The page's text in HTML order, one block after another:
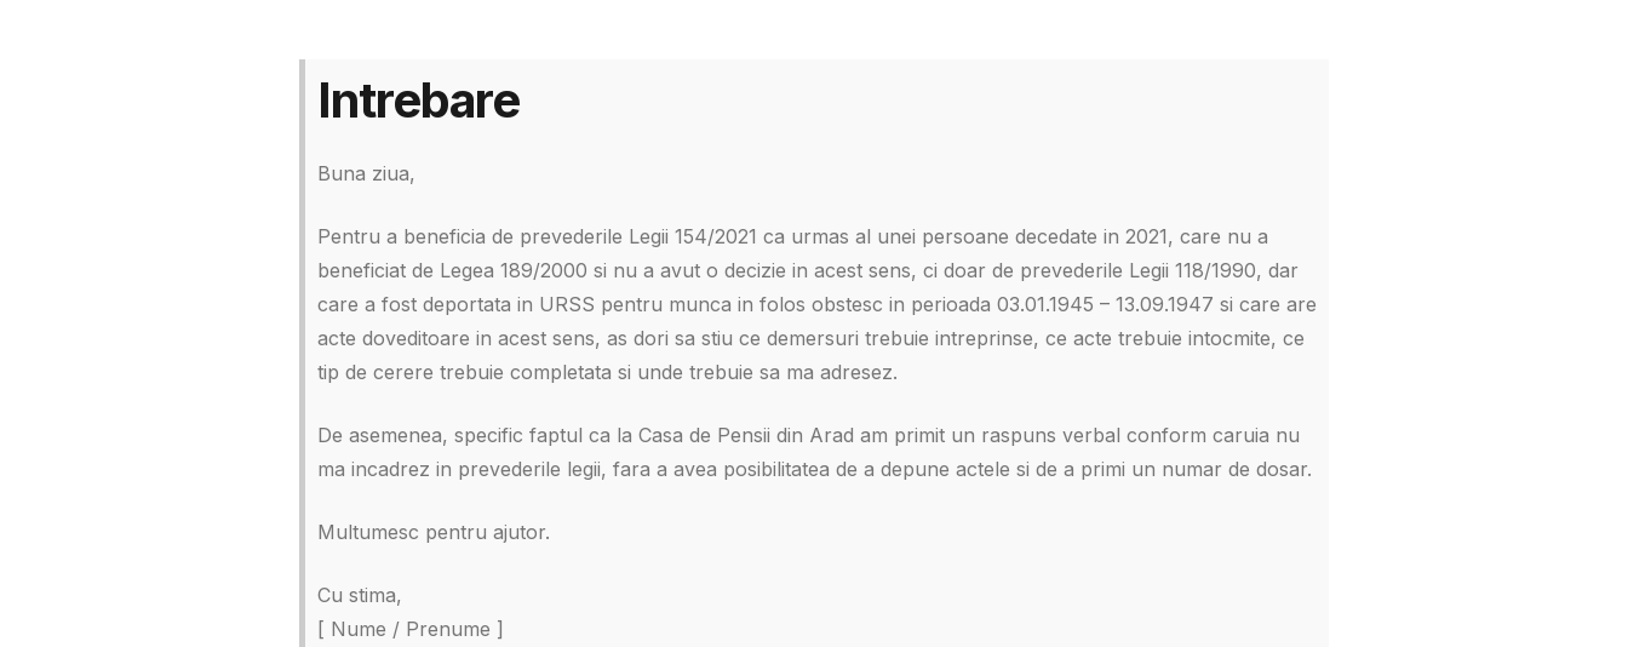
Intrebare
Buna ziua,
Pentru a beneficia de prevederile Legii 154/2021 ca urmas al unei persoane decedate in 2021, care nu a
beneficiat de Legea 189/2000 si nu a avut o decizie in acest sens, ci doar de prevederile Legii 118/1990, dar
care a fost deportata in URSS pentru munca in folos obstesc in perioada 03.01.1945 – 13.09.1947 si care are
acte doveditoare in acest sens, as dori sa stiu ce demersuri trebuie intreprinse, ce acte trebuie intocmite, ce
tip de cerere trebuie completata si unde trebuie sa ma adresez.
De asemenea, specific faptul ca la Casa de Pensii din Arad am primit un raspuns verbal conform caruia nu
ma incadrez in prevederile legii, fara a avea posibilitatea de a depune actele si de a primi un numar de dosar.
Multumesc pentru ajutor.
Cu stima,
[ Nume / Prenume ]